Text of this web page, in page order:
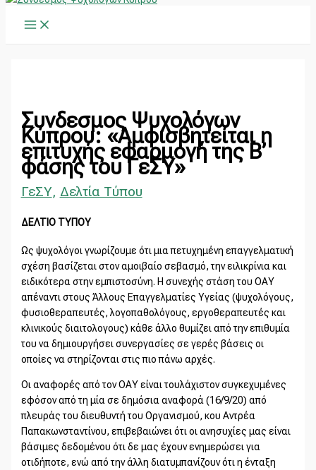
Μετάβαση
Main
Συνδεσμος Ψυχολόγων
Κύπρου: «Αμφισβητείται η
επιτυχής εφαρμογή της Β’
φάσης του ΓεΣΥ»
ΓεΣΥ, Δελτία Τύπου
ΔΕΛΤΙΟ ΤΥΠΟΥ
Ως ψυχολόγοι γνωρίζουμε ότι μια πετυχημένη επαγγελματική
σχέση βασίζεται στον αμοιβαίο σεβασμό, την ειλικρίνια και
ειδικότερα στην εμπιστοσύνη. Η συνεχής στάση του ΟΑΥ
απέναντι στους Άλλους Επαγγελματίες Υγείας (ψυχολόγους,
φυσιοθεραπευτές, λογοπαθολόγους, εργοθεραπευτές και
κλινικούς διαιτολογους) κάθε άλλο θυμίζει από την επιθυμία
του να δημιουργήσει συνεργασίες σε γερές βάσεις οι
οποίες να στηρίζονται στις πιο πάνω αρχές.
Οι αναφορές από τον ΟΑΥ είναι τουλάχιστον συγκεχυμένες
εφόσον από τη μία σε δημόσια αναφορά (16/9/20) από
πλευράς του διευθυντή του Οργανισμού, κου Αντρέα
Παπακωνσταντίνου, επιβεβαιώνει ότι οι ανησυχίες μας είναι
βάσιμες δεδομένου ότι δε μας έχουν ενημερώσει για
οτιδήποτε, ενώ από την άλλη διατυμπανίζουν ότι η ένταξη
ν
η
σ
η
γ
α
:
Main
Menu